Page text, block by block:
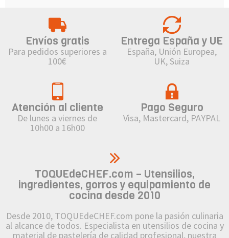
Envíos gratis
Para pedidos superiores a
100€
Entrega España y UE
España, Unión Europea,
UK, Suiza
Atención al cliente
De lunes a viernes de
10h00 a 16h00
Pago Seguro
Visa, Mastercard, PAYPAL
TOQUEdeCHEF.com – Utensilios,
ingredientes, gorros y equipamiento de
cocina desde 2010
Desde 2010, TOQUEdeCHEF.com pone la pasión culinaria
al alcance de todos. Especialista en utensilios de cocina y
material de pastelería de calidad profesional, nuestra